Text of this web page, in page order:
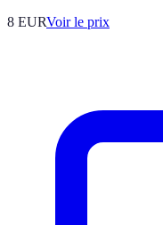
8 EURVoir le prix